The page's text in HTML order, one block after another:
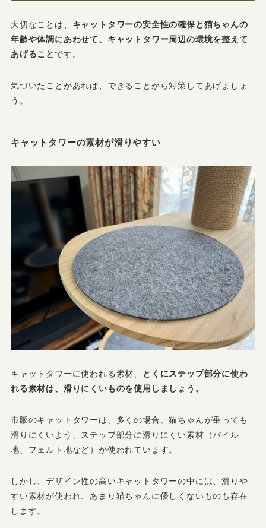
大切なことは、 キャットタワーの安全性の確保と猫ちゃんの
年齢や体調にあわせて、キャットタワー周辺の環境を整えて
あげること です。
気づいたことがあれば、できることから対策してあげましょ
う。
キャットタワーの素材が滑りやすい
キャットタワーに使われる素材、
とくにステップ部分に使わ
れる素材は、滑りにくいものを使用しましょう。
市販のキャットタワーは、多くの場合、猫ちゃんが乗っても
滑りにくいよう、ステップ部分に滑りにくい素材（パイル
地、フェルト地など）が使われています。
しかし、デザイン性の高いキャットタワーの中には、滑りや
すい素材が使われ、あまり猫ちゃんに優しくないものも存在
します。